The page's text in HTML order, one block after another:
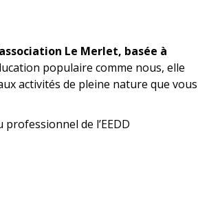
Le Merlet, basée à
populaire comme nous, elle
activités de pleine nature que vous
de l’EEDD